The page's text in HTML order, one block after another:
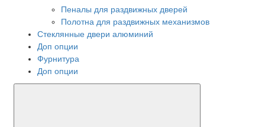
Пеналы для раздвижных дверей
Полотна для раздвижных механизмов
Стеклянные двери алюминий
Доп опции
Фурнитура
Доп опции